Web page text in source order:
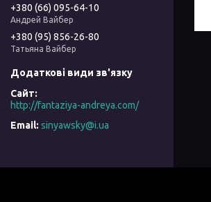
+380 (66) 095-64-10
Андрей Вайбер
+380 (95) 856-26-80
Татьяна Вайбер
http://fantaziya-andreya.com/
sinyawsky@i.ua